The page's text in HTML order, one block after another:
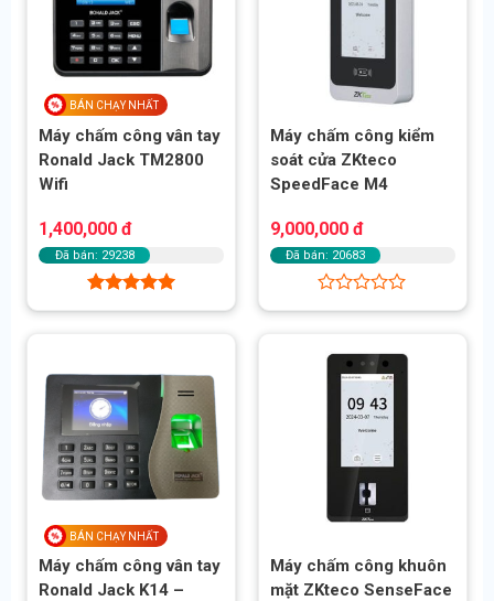
BÁN CHẠY NHẤT
Máy chấm công vân tay
Ronald Jack TM2800
Wifi
1,400,000đ
Đã bán: 29238
Được xếp
Máy chấm công kiểm
soát cửa ZKteco
SpeedFace M4
9,000,000 đ
Đã bán: 20683
Được
0
BÁN CHẠY NHẤT
Máy chấm công vân tay
Ronald Jack K14 –
Máy chấm công khuôn
mặt ZKteco SenseFace